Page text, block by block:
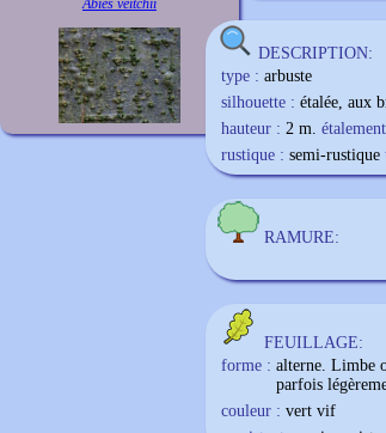
Abies veitchii
DESCRIPTION:
type : arbuste
silhouette : étalée, aux
hauteur : 2 m.
rustique : semi-rustique
RAMURE:
FEUILLAGE:
forme : alterne. Limbe
parfois
couleur : vert vif